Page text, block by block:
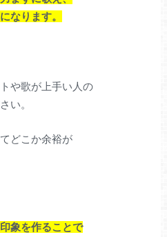
なります。
や歌が上手い人の
い。
どこか余裕が
象を作ることで